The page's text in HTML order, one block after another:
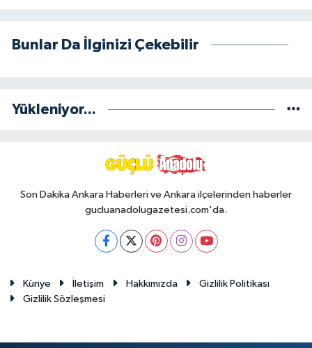
Bunlar Da İlginizi Çekebilir
Yükleniyor...
Son Dakika Ankara Haberleri ve Ankara ilçelerinden haberler
gucluanadolugazetesi.com'da.
Künye İletişim Hakkımızda
Gizlilik Politikası
Gizlilik Sözleşmesi